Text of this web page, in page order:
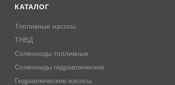
КАТАЛОГ
Топливные насосы
ТНВД
Соленоиды топливные
Соленоиды гидравлические
Гидравлические насосы